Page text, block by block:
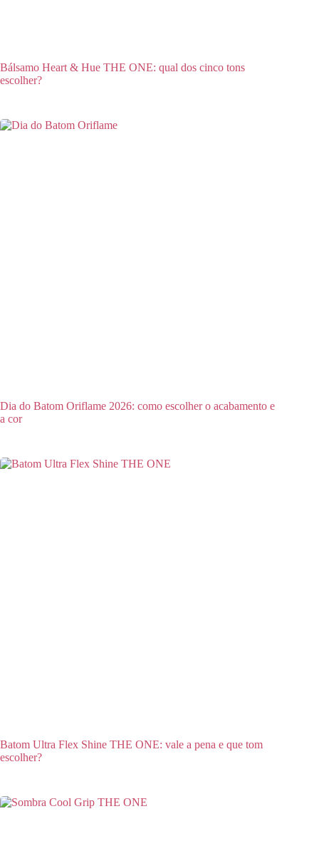
Bálsamo Heart & Hue THE ONE: qual dos cinco tons
escolher?
Dia do Batom Oriflame 2026: como escolher o acabamento e
a cor
Batom Ultra Flex Shine THE ONE: vale a pena e que tom
escolher?